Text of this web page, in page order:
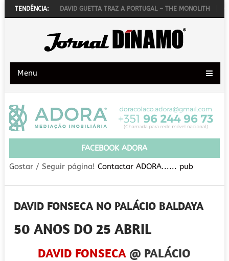
TENDÊNCIA:
OUTUBRO DAVID GUETTA TRAZ A PORTUGAL – THE MONOLITH
Menu
FACEBOOK ADORA
Gostar / Seguir página!Contactar ADORA...... pub
DAVID FONSECA NO PALÁCIO BALDAYA
50 ANOS DO 25 ABRIL
DAVID FONSECA @ PALÁCIO